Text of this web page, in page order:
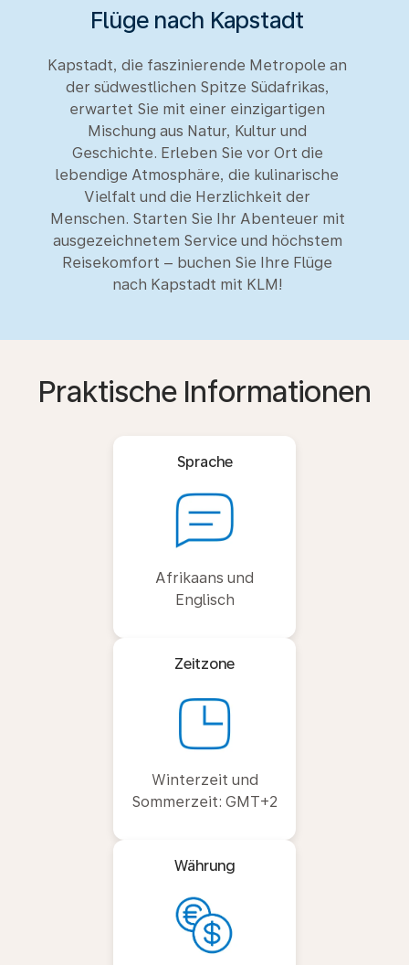
Flüge nach Kapstadt
Kapstadt, die faszinierende Metropole an
der südwestlichen Spitze Südafrikas,
erwartet Sie mit einer einzigartigen
Mischung aus Natur, Kultur und
Geschichte. Erleben Sie vor Ort die
lebendige Atmosphäre, die kulinarische
Vielfalt und die Herzlichkeit der
Menschen. Starten Sie Ihr Abenteuer mit
ausgezeichnetem Service und höchstem
Reisekomfort – buchen Sie Ihre Flüge
nach Kapstadt mit KLM!
Praktische Informationen
Sprache
Afrikaans und
Englisch
Zeitzone
Winterzeit und
Sommerzeit: GMT+2
Währung